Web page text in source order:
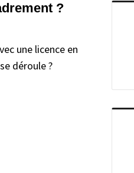
?
une licence en
déroule ?